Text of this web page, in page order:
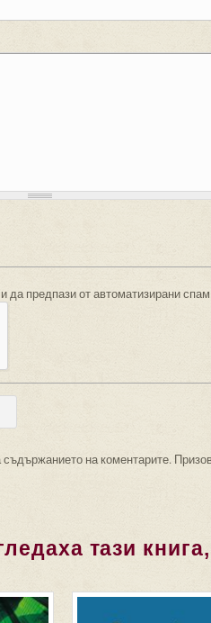
да предпази от автоматизирани
на коментарите.
тази